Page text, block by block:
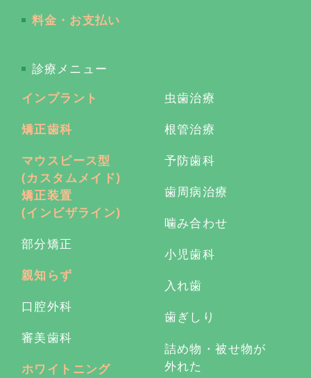
料金・お支払い
診療メニュー
インプラント
矯正歯科
マウスピース型
(カスタムメイド)
矯正装置
(インビザライン)
部分矯正
親知らず
口腔外科
審美歯科
ホワイトニング
虫歯治療
根管治療
予防歯科
歯周病治療
噛み合わせ
小児歯科
入れ歯
歯ぎしり
詰め物・被せ物が
外れた